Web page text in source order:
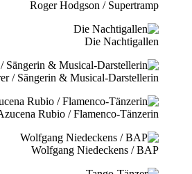
Roger Hodgson / Supertramp
Die Nachtigallen
/ Sängerin & Musical-Darstellerin
Rubio / Flamenco-Tänzerin
Wolfgang Niedeckens / BAP